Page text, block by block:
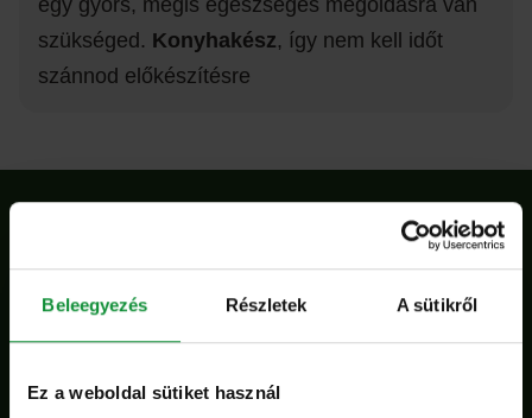
Beleegyezés Részletek A sütikről
Ez a weboldal sütiket használ
egy gyors, mégis egészséges megoldásra van
szükséged. Konyhakész, így nem kell időt
szánnod előkészítésre